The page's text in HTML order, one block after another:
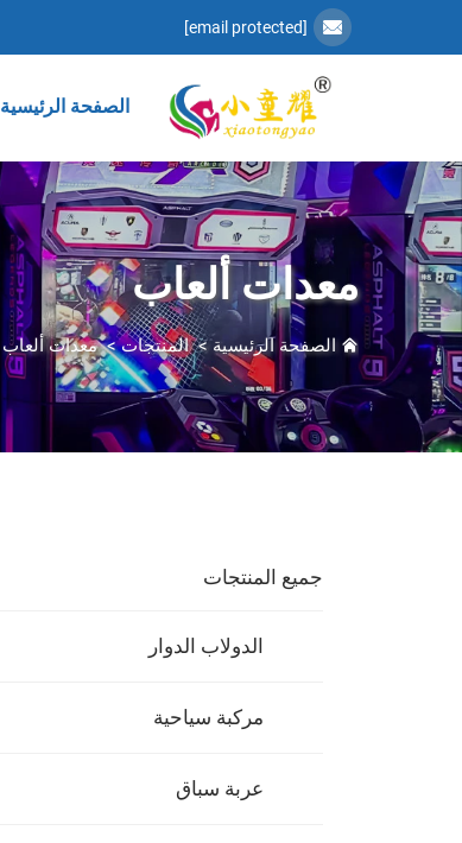
[email protected]
الصفحة الرئيسية
معدات ألعاب
الصفحة الرئيسية>المنتجات>معدات ألعاب
جميع المنتجات
الدولاب الدوار
مركبة سياحية
عربة سباق